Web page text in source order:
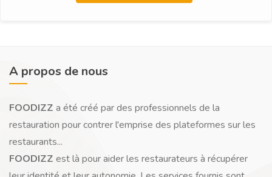
A propos de nous
FOODIZZ a été créé par des professionnels de la
restauration pour contrer l'emprise des plateformes sur les
restaurants...
FOODIZZ est là pour aider les restaurateurs à récupérer